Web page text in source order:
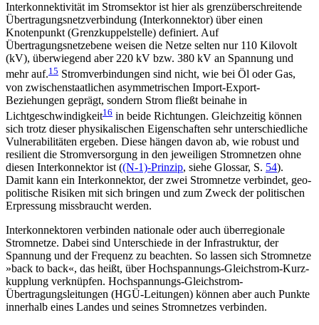
Interkonnektivität im Stromsektor ist hier als grenz­überschreitende
Übertragungsnetzverbindung (Inter­konnektor) über einen
Knotenpunkt (Grenzkuppelstelle) definiert. Auf
Übertragungsnetzebene weisen die Netze selten nur 110 Kilovolt
(kV), überwiegend aber 220 kV bzw. 380 kV an Spannung und
mehr auf.15 Stromverbindungen sind nicht, wie bei Öl oder Gas,
von zwischenstaatlichen asymmetrischen Import-Export-
Beziehungen geprägt, sondern Strom fließt beinahe in
Lichtgeschwindigkeit16 in beide Richtungen. Gleichzeitig können
sich trotz dieser physikalischen Eigenschaften sehr unterschiedliche
Vulnerabilitäten ergeben. Diese hängen davon ab, wie robust und
resilient die Stromversorgung in den jeweiligen Stromnetzen ohne
diesen Interkonnektor ist ((N-1)-Prinzip, siehe Glossar, S. 54).
Damit kann ein Interkonnektor, der zwei Stromnetze verbindet, geo­
politische Risiken mit sich bringen und zum Zweck der politischen
Erpressung missbraucht werden.
Interkonnektoren verbinden nationale oder auch überregionale
Stromnetze. Dabei sind Unterschiede in der Infrastruktur, der
Spannung und der Frequenz zu beachten. So lassen sich Stromnetze
»back to back«, das heißt, über Hochspannungs-Gleichstrom-Kurz­
kupplung verknüpfen. Hochspannungs-Gleichstrom-
Übertragungsleitungen (HGÜ-Leitungen) können aber auch Punkte
innerhalb eines Landes und seines Stromnetzes verbinden.